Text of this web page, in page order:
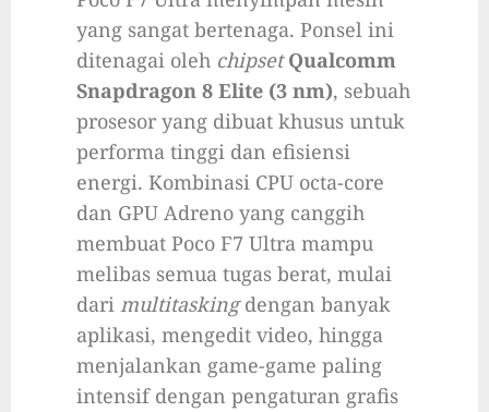
yang sangat bertenaga. Ponsel ini
ditenagai oleh chipset Qualcomm
Snapdragon 8 Elite (3 nm), sebuah
prosesor yang dibuat khusus untuk
performa tinggi dan efisiensi
energi. Kombinasi CPU octa-core
dan GPU Adreno yang canggih
membuat Poco F7 Ultra mampu
melibas semua tugas berat, mulai
dari multitaskingdengan banyak
aplikasi, mengedit video, hingga
menjalankan game-game paling
intensif dengan pengaturan grafis